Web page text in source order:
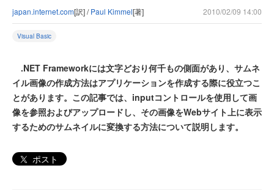
japan.internet.com[訳] /Paul Kimmel[著] 2010/02/09 14:00
Visual Basic
.NET Frameworkには文字どおり何千もの側面があり、サムネ
イル画像の作成方法はアプリケーションを作成する際に役立つこ
とがあります。この記事では、inputコントロールを使用して画
像を参照およびアップロードし、その画像をWebサイト上に表示
するためのサムネイルに変換する方法について説明します。
ポスト